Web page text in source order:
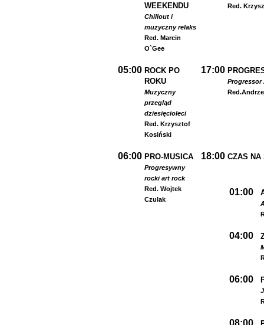
WEEKENDU
Chillout i
muzyczny relaks
Red. Marcin
O`Gee
Red.
05:00 ROCK PO
ROKU
Muzyczny
przegląd
dziesięcioleci
Red. Krzysztof
Kosiński
17:00
Progressor
Red.
06:00 PRO-MUSICA
Progresywny
rocki art rock
Red. Wojtek
Czulak
18:00 CZAS NA
01:00
04:00
06:00
08:00